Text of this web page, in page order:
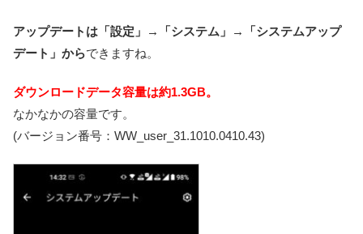
アップデートは「設定」→「システム」→「システムアップ
デート」からできますね。
ダウンロードデータ容量は約1.3GB。
なかなかの容量です。
(バージョン番号：WW_user_31.1010.0410.43)